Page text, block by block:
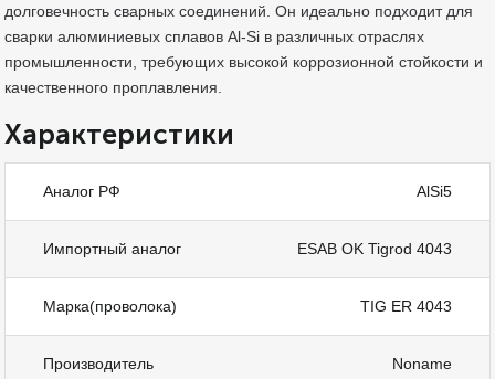
долговечность сварных соединений. Он идеально подходит для
сварки алюминиевых сплавов Al-Si в различных отраслях
промышленности, требующих высокой коррозионной стойкости и
качественного проплавления.
Характеристики
Аналог РФ AlSi5
Импортный аналог ESAB OK Tigrod 4043
Марка(проволока) TIG ER 4043
Производитель Noname